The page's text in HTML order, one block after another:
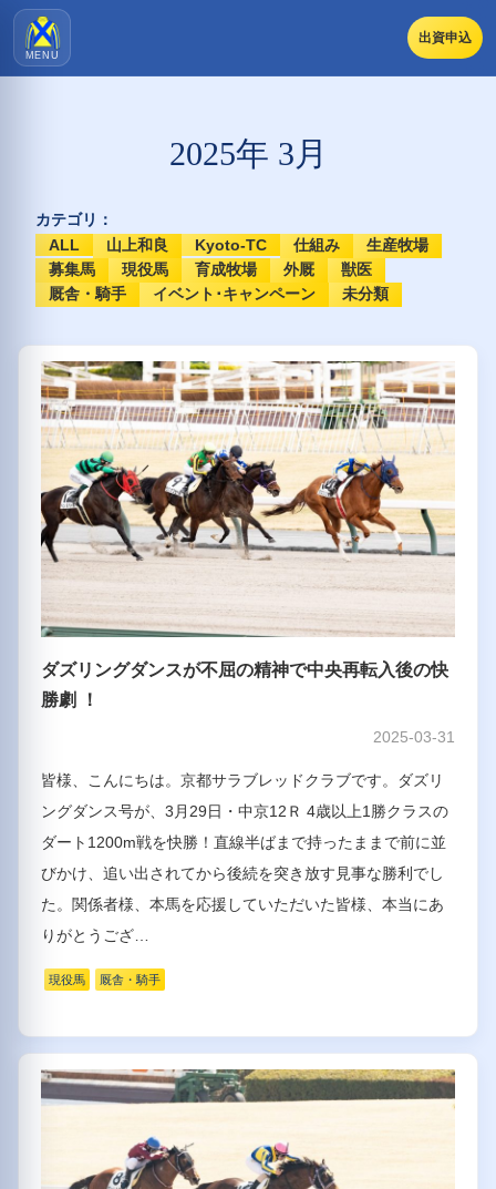
MENU
出資申込
2025年 3月
カテゴリ：
ALL
山上和良 Kyoto-TC 仕組み
生産牧場
募集馬
現役馬 育成牧場 外厩
獣医
厩舎・騎手
イベント･キャンペーン 未分類
ダズリングダンスが不屈の精神で中央再転入後の快
勝劇 ！
2025-03-31
皆様、こんにちは。京都サラブレッドクラブです。ダズリ
ングダンス号が、3月29日・中京12Ｒ 4歳以上1勝クラスの
ダート1200m戦を快勝！直線半ばまで持ったままで前に並
びかけ、追い出されてから後続を突き放す見事な勝利でし
た。関係者様、本馬を応援していただいた皆様、本当にあ
りがとうござ…
現役馬 厩舎・騎手